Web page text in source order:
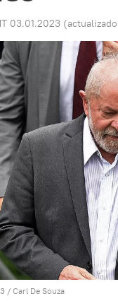
03.01.2023
/ Carl De Souza